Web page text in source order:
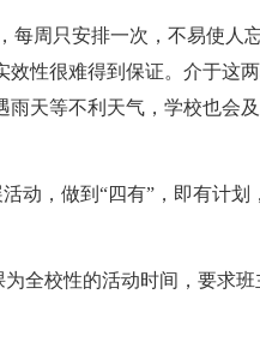
每周只安排一次，不易使人
性很难得到保证。介于这
天等不利天气，学校也会
动，做到“四有”，即有计划
全校性的活动时间，要求班